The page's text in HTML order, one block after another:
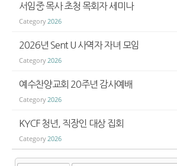
서임중 목사 초청 목회자 세미나
Category 2026
2026년 Sent U 사역자 자녀 모임
Category 2026
예수찬양교회 20주년 감사예배
Category 2026
KYCF 청년, 직장인 대상 집회
Category 2026